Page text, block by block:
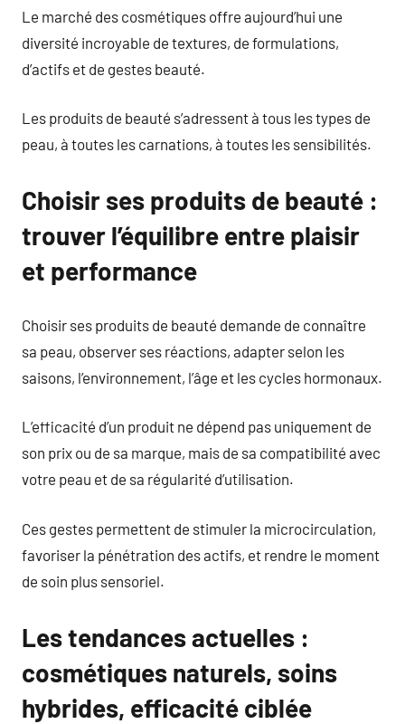
Le marché des cosmétiques offre aujourd’hui une
diversité incroyable de textures, de formulations,
d’actifs et de gestes beauté.
Les produits de beauté s’adressent à tous les types de
peau, à toutes les carnations, à toutes les sensibilités.
Choisir ses produits de beauté :
trouver l’équilibre entre plaisir
et performance
Choisir ses produits de beauté demande de connaître
sa peau, observer ses réactions, adapter selon les
saisons, l’environnement, l’âge et les cycles hormonaux.
L’efficacité d’un produit ne dépend pas uniquement de
son prix ou de sa marque, mais de sa compatibilité avec
votre peau et de sa régularité d’utilisation.
Ces gestes permettent de stimuler la microcirculation,
favoriser la pénétration des actifs, et rendre le moment
de soin plus sensoriel.
Les tendances actuelles :
cosmétiques naturels, soins
hybrides, efficacité ciblée